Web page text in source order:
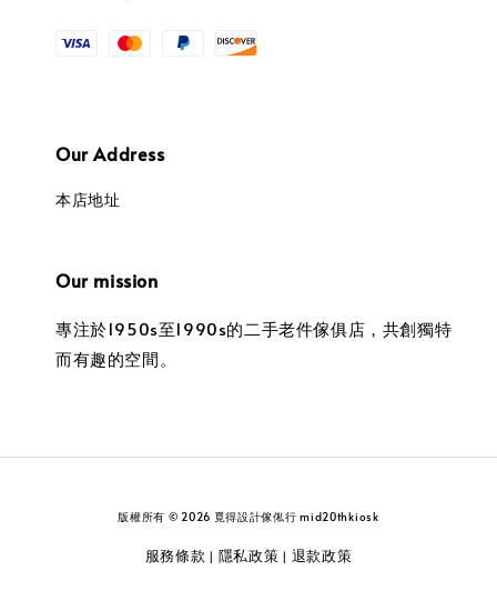
Our Address
本店地址
Our mission
專注於1950s至1990s的二手老件傢俱店，共創獨特
而有趣的空間。
版權所有 © 2026 覓得設計傢俬行 mid20thkiosk
服務條款 | 隱私政策 | 退款政策